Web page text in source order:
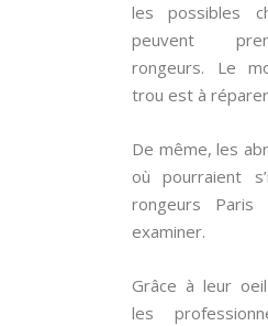
les possibles
peuvent
rongeurs. Le
trou est à
De même, les
où pourraient
rongeurs
examiner.
Grâce à leur
les